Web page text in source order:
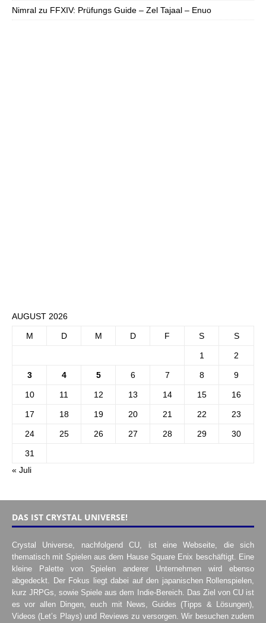
Nimral zu FFXIV: Prüfungs Guide – Zel Tajaal – Enuo
AUGUST 2026
M D M D F S S
1 2
3 4 5 6 7 8 9
10 11 12 13 14 15 16
17 18 19 20 21 22 23
24 25 26 27 28 29 30
31
« Juli
DAS IST CRYSTAL UNIVERSE!
Crystal Universe, nachfolgend CU, ist eine Webseite, die sich
thematisch mit Spielen aus dem Hause Square Enix beschäftigt. Eine
kleine Palette von Spielen anderer Unternehmen wird ebenso
abgedeckt. Der Fokus liegt dabei auf den japanischen Rollenspielen,
kurz JRPGs, sowie Spiele aus dem Indie-Bereich. Das Ziel von CU ist
es vor allen Dingen, euch mit News, Guides (Tipps & Lösungen),
Videos (Let’s Plays) und Reviews zu versorgen. Wir besuchen zudem